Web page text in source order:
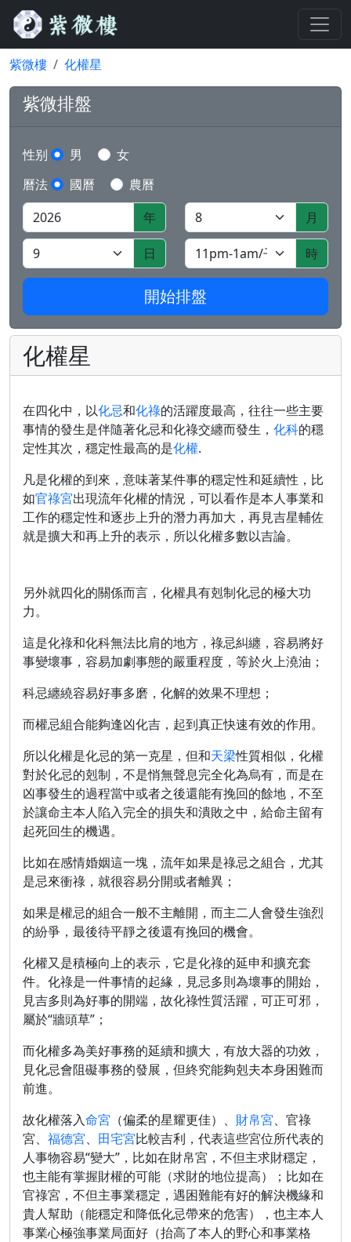
紫微樓 化權星
紫微排盤
性别 男
女
曆法
國曆
農曆
年
月
日 時
開始排盤
化權星
在四化中，以化忌和化祿的活躍度最高，往往一些主要
事情的發生是伴隨著化忌和化祿交纏而發生， 化科的穩
定性其次，穩定性最高的是化權.
凡是化權的到來，意味著某件事的穩定性和延續性，比
如官祿宮出現流年化權的情況，可以看作是本人事業和
工作的穩定性和逐步上升的潛力再加大，再見吉星輔佐
就是擴大和再上升的表示，所以化權多數以吉論。
另外就四化的關係而言，化權具有剋制化忌的極大功
力。
這是化祿和化科無法比肩的地方，祿忌糾纏，容易將好
事變壞事，容易加劇事態的嚴重程度，等於火上澆油；
科忌纏繞容易好事多磨，化解的效果不理想；
而權忌組合能夠逢凶化吉，起到真正快速有效的作用。
所以化權是化忌的第一克星，但和天梁性質相似，化權
對於化忌的剋制，不是悄無聲息完全化為烏有，而是在
凶事發生的過程當中或者之後還能有挽回的餘地，不至
於讓命主本人陷入完全的損失和潰敗之中，給命主留有
起死回生的機遇。
比如在感情婚姻這一塊，流年如果是祿忌之組合，尤其
是忌來衝祿，就很容易分開或者離異；
如果是權忌的組合一般不主離開，而主二人會發生強烈
的紛爭，最後待平靜之後還有挽回的機會。
化權又是積極向上的表示，它是化祿的延申和擴充套
件。化祿是一件事情的起緣，見忌多則為壞事的開始，
見吉多則為好事的開端，故化祿性質活躍，可正可邪，
屬於“牆頭草”；
而化權多為美好事務的延續和擴大，有放大器的功效，
見化忌會阻礙事務的發展，但終究能夠剋夫本身困難而
前進。
故化權落入命宮 （偏柔的星耀更佳）、 財帛宮、官祿
宮、 福德宮、 田宅宮比較吉利，代表這些宮位所代表的
人事物容易“變大”，比如在財帛宮，不但主求財穩定，
也主能有掌握財權的可能（求財的地位提高）；比如在
官祿宮，不但主事業穩定，遇困難能有好的解決機緣和
貴人幫助（能穩定和降低化忌帶來的危害），也主本人
事業心極強事業局面好（抬高了本人的野心和事業格